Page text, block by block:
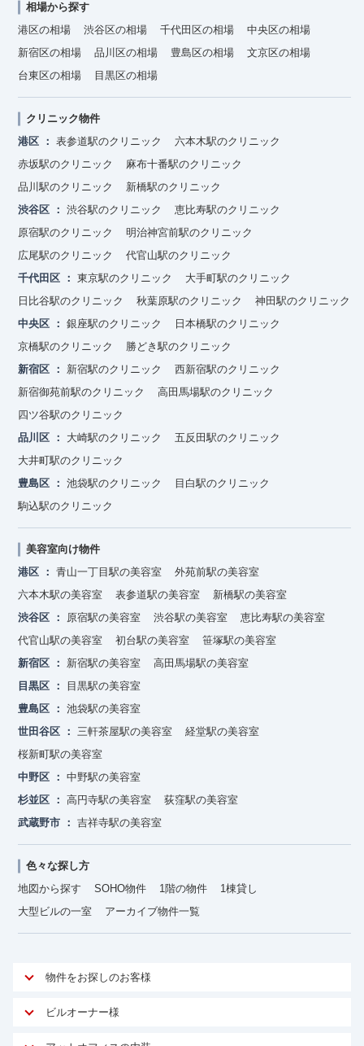
相場から探す
港区の相場
渋谷区の相場 千代田区の相場
中央区の相場
新宿区の相場
品川区の相場 豊島区の相場
文京区の相場
台東区の相場
目黒区の相場
クリニック物件
港区
表参道駅のクリニック
六本木駅のクリニック
赤坂駅のクリニック
麻布十番駅のクリニック
品川駅のクリニック
新橋駅のクリニック
渋谷区
渋谷駅のクリニック
恵比寿駅のクリニック
原宿駅のクリニック
明治神宮前駅のクリニック
広尾駅のクリニック
代官山駅のクリニック
千代田区
東京駅のクリニック
大手町駅のクリニック
日比谷駅のクリニック
秋葉原駅のクリニック
神田駅のクリニック
中央区
銀座駅のクリニック
日本橋駅のクリニック
京橋駅のクリニック
勝どき駅のクリニック
新宿区
新宿駅のクリニック
西新宿駅のクリニック
新宿御苑前駅のクリニック
高田馬場駅のクリニック
四ツ谷駅のクリニック
品川区
大崎駅のクリニック
五反田駅のクリニック
大井町駅のクリニック
豊島区
池袋駅のクリニック
目白駅のクリニック
駒込駅のクリニック
美容室向け物件
港区
青山一丁目駅の美容室
外苑前駅の美容室
六本木駅の美容室
表参道駅の美容室
新橋駅の美容室
渋谷区
原宿駅の美容室 渋谷駅の美容室
恵比寿駅の美容室
代官山駅の美容室
初台駅の美容室
笹塚駅の美容室
新宿区
新宿駅の美容室
高田馬場駅の美容室
目黒区
目黒駅の美容室
豊島区
池袋駅の美容室
世田谷区
三軒茶屋駅の美容室
経堂駅の美容室
桜新町駅の美容室
中野区
中野駅の美容室
杉並区
高円寺駅の美容室
荻窪駅の美容室
武蔵野市
吉祥寺駅の美容室
色々な探し方
地図から探す
SOHO物件 1階の物件
1棟貸し
大型ビルの一室
アーカイブ物件一覧
物件をお探しのお客様
アットオフィスが選ばれる理由
ビルオーナー様
オーナー様向けサービス